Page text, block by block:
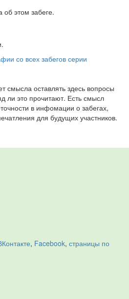
об этом забеге.
со всех забегов серии
смысла оставлять здесь вопросы
ли это прочитают. Есть смысл
в инфомации о забегах,
для будущих участников.
, Facebook, страницы по